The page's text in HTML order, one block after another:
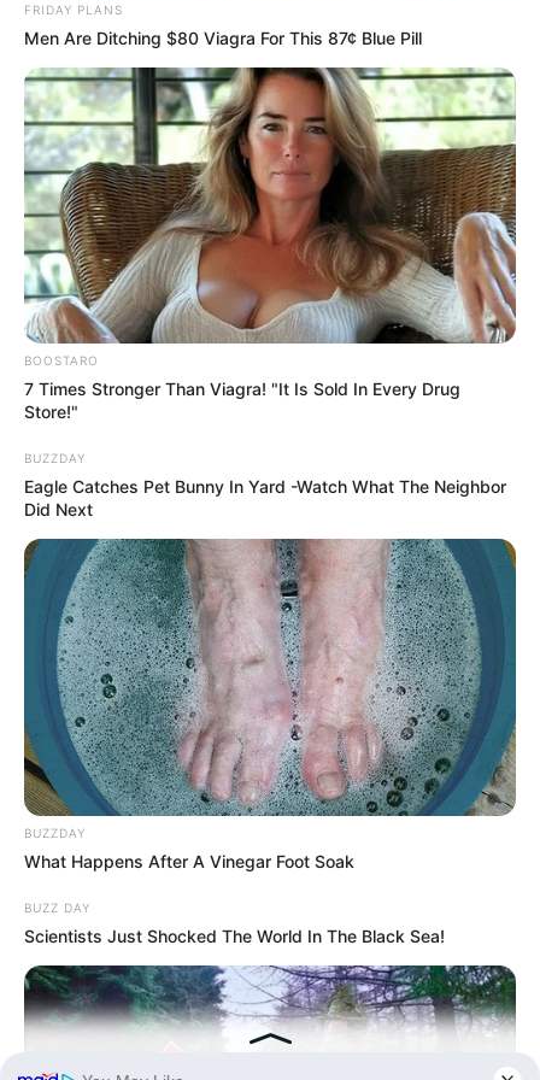
könnyek között mondta
el, hogy mi történt
családot:
Legutóbbi cikkek
⚠️ Veszélyre figyelmeztet Tarjányi Péter: már nincs
idő várni!
🚨 Magyar Péter azonnal eltávolította Nagy Mártont –
komoly változás jöhet
✨ Fordulat: Magyar Péter hirtelen jó hírt jelentett be!
🚨 Kezdeményezték Pócs János mentelmi jogának
felfüggesztését – komoly ügy került elő
🔎 Tarjányi Péter olyat vett észre Orbán Viktor
tusványosi beszédében, amelyet más nem
Kategóriák
Friss hírek
Művészek
Természet
Történetek
Világ
Információ
FRIDAY PLANS
Men Are Ditching $80 Viagra For This 87¢ Blue Pill
BOOSTARO
7 Times Stronger Than Viagra! "It Is Sold In Every Drug
Store!"
BUZZDAY
Eagle Catches Pet Bunny In Yard -Watch What The Neighbor
Did Next
BUZZDAY
What Happens After A Vinegar Foot Soak
BUZZ DAY
Scientists Just Shocked The World In The Black Sea!